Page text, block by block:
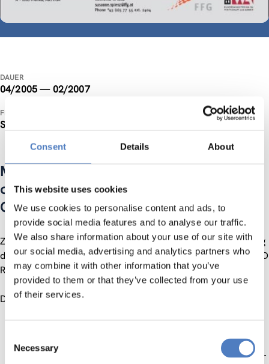
Consent Details About
This website uses cookies
We use cookies to personalise content and ads, to
provide social media features and to analyse our traffic.
We also share information about your use of our site with
our social media, advertising and analytics partners who
may combine it with other information that you’ve
provided to them or that they’ve collected from your use
of their services.
Selection
Necessary
DAUER
04/2005 — 02/2007
FINANZIERUNG
Sonstige
Monitoring der Ausschreibung "Co-
operation in Innovation and Research with
Central and Eastern Europe"
ZSI war verantwortlich für das Monitoring der Ausschreibung
des Programmes „CIR-CE: COOPERATION IN INNOVATION AND
RESEARCH WITH CENTRAL AND EASTERN EUROPE“.
Die Leistungen des ZSI umfassten
Unterstützung der FFG bei der Identifikation geeigneter